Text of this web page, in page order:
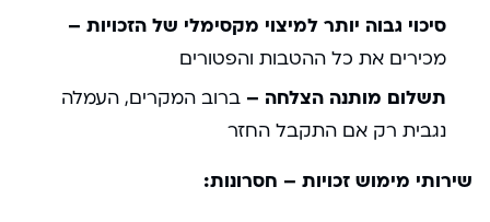
סיכוי גבוה יותר למיצוי מקסימלי של הזכויות –
מכירים את כל ההטבות והפטורים
תשלום מותנה הצלחה – ברוב המקרים, העמלה
נגבית רק אם התקבל החזר
שירותי מימוש זכויות – חסרונות: